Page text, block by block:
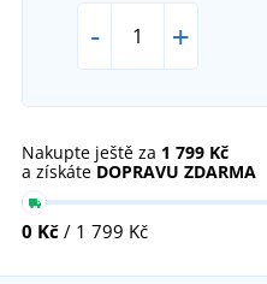
- +
Nakupte ještě za 1 799 Kč
a získáte DOPRAVU ZDARMA
0 Kč / 1 799 Kč